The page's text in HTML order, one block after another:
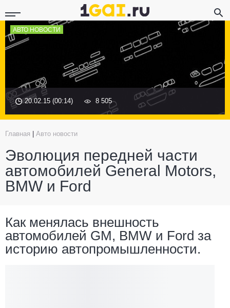
АВТО НОВОСТИ
20.02.15 (00:14) 8 505
Главная Авто новости
Эволюция передней части
автомобилей General Motors,
BMW и Ford
Как менялась внешность
автомобилей GM, BMW и Ford за
историю автопромышленности.